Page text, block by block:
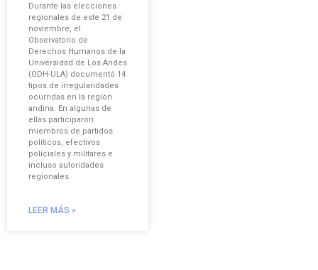
Durante las elecciones
regionales de este 21 de
noviembre, el
Observatorio de
Derechos Humanos de la
Universidad de Los Andes
(ODH-ULA) documentó 14
tipos de irregularidades
ocurridas en la región
andina. En algunas de
ellas participaron
miembros de partidos
políticos, efectivos
policiales y militares e
incluso autoridades
regionales
LEER MÁS »